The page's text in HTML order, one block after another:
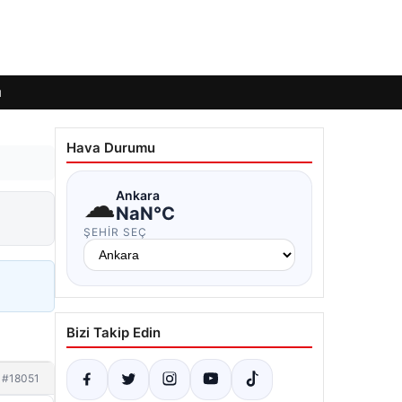
#18051
Hava Durumu
☁Ankara
NaN°C
ŞEHIR SEÇ
Bizi Takip Edin